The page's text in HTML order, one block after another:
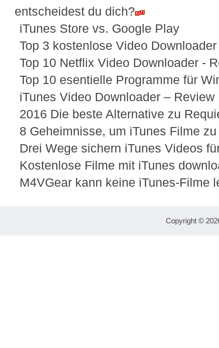
entscheidest du dich?
iTunes Store vs. Google Play
Top 3 kostenlose Video
Top 10 Netflix Video Downloader -
Top 10 esentielle Programme für
iTunes Video Downloader – Review
2016 Die beste Alternative zu
8 Geheimnisse, um iTunes Filme
Drei Wege sichern iTunes Videos
Kostenlose Filme mit iTunes
M4VGear kann keine iTunes-Filme
Copyright ©